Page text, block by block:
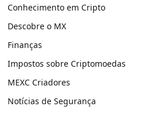
Conhecimento em Cripto
Descobre o MX
Finanças
Impostos sobre Criptomoedas
MEXC Criadores
Notícias de Segurança